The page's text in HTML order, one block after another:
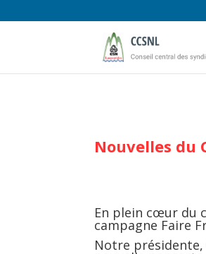
Nouvelles du
En plein cœur du
campagne Faire
Notre présidente,